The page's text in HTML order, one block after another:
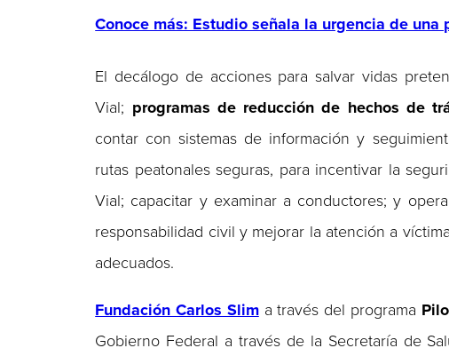
Conoce más: Estudio señala la urgencia de
El decálogo de acciones para salvar vidas
Vial; programas de reducción de hechos de
contar con sistemas de información y
rutas peatonales seguras, para incentivar la
Vial; capacitar y examinar a conductores; y
responsabilidad civil y mejorar la atención a
adecuados.
Fundación Carlos Slima través del programa
Gobierno Federal a través de la Secretaría de